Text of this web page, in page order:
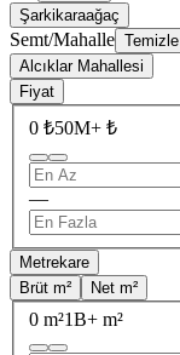
Şarkikaraağaç
Semt/Mahalle Temizle
Alcıklar Mahallesi
Fiyat
0 ₺50M+ ₺
—
Metrekare
Brüt m²
Net m²
0 m²1B+ m²